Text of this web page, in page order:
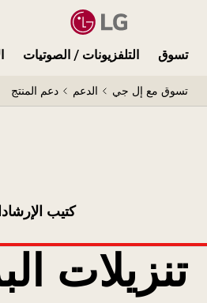
تسوق التلفزيونات / الصوتيات
تسوق مع إل جي الدعم دعم المنتج
كتيب
تنزيلات